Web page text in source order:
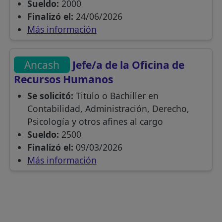
Sueldo: 2000
Finalizó el: 24/06/2026
Más información
Ancash
Jefe/a de la Oficina de
Recursos Humanos
Se solicitó: Titulo o Bachiller en
Contabilidad, Administración, Derecho,
Psicología y otros afines al cargo
Sueldo: 2500
Finalizó el: 09/03/2026
Más información